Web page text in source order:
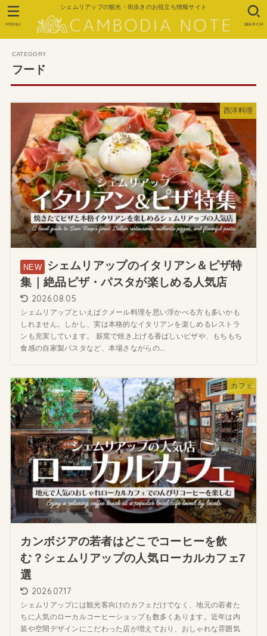
シェムリアップの観光・街歩きのお役立ち情報サイト
SEARCH
MENU
フード
西洋料理
シェムリアップのイタリアン＆ピザ特
集｜絶品ピザ・パスタが楽しめる人気店
2026.08.05
シェムリアップといえばクメール料理を思い浮かべる方も多いかも
しれません。しかし、実は本格的なイタリアンを楽しめるレストラ
ンも充実しています。 薪窯で焼き上げる香ばしいピザや、もちもち
食感の自家製パスタなど、本場さながらの...
カフェ
カンボジアの若者はどこでコーヒーを飲
む？シェムリアップの人気ローカルカフェ7
選
2026.07.17
シェムリアップには観光客向けのカフェだけでなく、地元の若者た
ちに人気のローカルコーヒーショップも数多くあります。近年は内
装や空間デザインにこだわった店が増えており、おしゃれな雰囲気